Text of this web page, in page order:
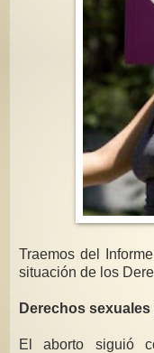
Traemos del
situación de los
Derechos
El aborto siguió